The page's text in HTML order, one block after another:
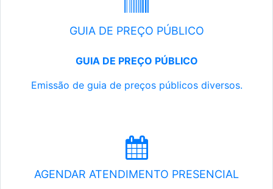
GUIA DE PREÇO PÚBLICO
GUIA DE PREÇO PÚBLICO
Emissão de guia de preços públicos diversos.
AGENDAR ATENDIMENTO PRESENCIAL